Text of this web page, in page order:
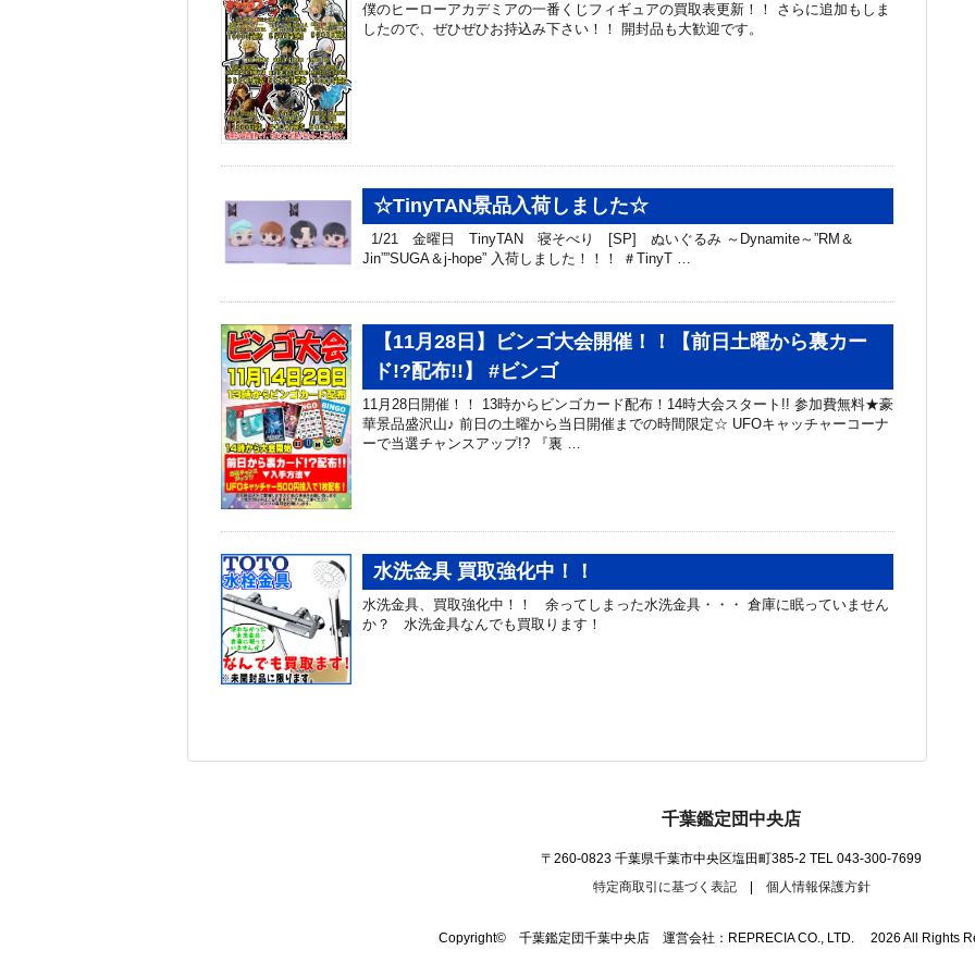
僕のヒーローアカデミアの一番くじフィギュアの買取表更新！！ さらに追加もしま
したので、ぜひぜひお持込み下さい！！ 開封品も大歓迎です。
☆TinyTAN景品入荷しました☆
1/21 金曜日 TinyTAN 寝そべり [SP] ぬいぐるみ ～Dynamite～”RM＆
Jin””SUGA＆j‐hope” 入荷しました！！！ ＃TinyT …
【11月28日】ビンゴ大会開催！！【前日土曜から裏カー
ド!?配布!!】 #ビンゴ
11月28日開催！！ 13時からビンゴカード配布！14時大会スタート!! 参加費無料★豪
華景品盛沢山♪ 前日の土曜から当日開催までの時間限定☆ UFOキャッチャーコーナ
ーで当選チャンスアップ!? 『裏 …
水洗金具 買取強化中！！
水洗金具、買取強化中！！ 余ってしまった水洗金具・・・ 倉庫に眠っていません
か？ 水洗金具なんでも買取ります！
千葉鑑定団中央店
〒260-0823 千葉県千葉市中央区塩田町385-2 TEL 043-300-7699
特定商取引に基づく表記| 個人情報保護方針
Copyright© 千葉鑑定団千葉中央店 運営会社：REPRECIA CO., LTD. 2026 All Rights